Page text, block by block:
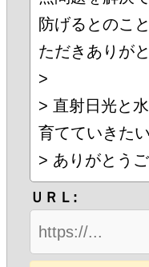
ＵＲＬ: